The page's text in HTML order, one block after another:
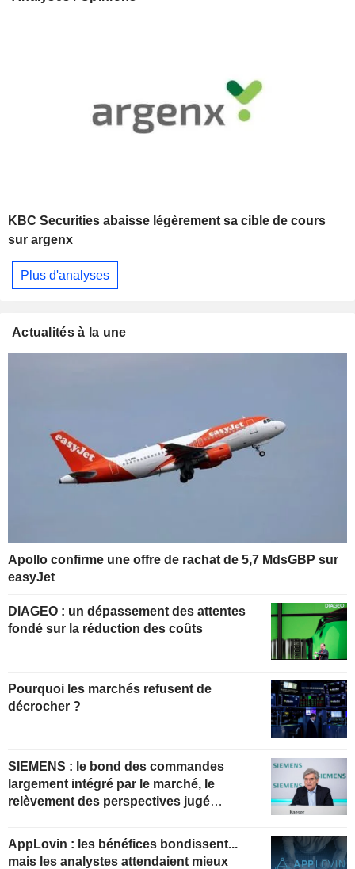
KBC Securities abaisse légèrement sa cible de cours
sur argenx
Plus d'analyses
Actualités à la une
Apollo confirme une offre de rachat de 5,7 MdsGBP sur
easyJet
DIAGEO : un dépassement des attentes
fondé sur la réduction des coûts
Pourquoi les marchés refusent de
décrocher ?
SIEMENS : le bond des commandes
largement intégré par le marché, le
relèvement des perspectives jugé
actuelles
AppLovin : les bénéfices bondissent...
mais les analystes attendaient mieux